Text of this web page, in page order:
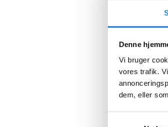
Denne
Vi bruger
vores trafik.
dem, eller